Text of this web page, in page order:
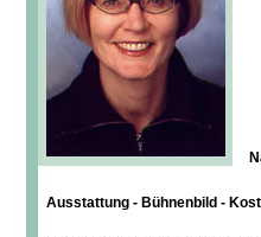
Ausstattung - Bühnenbild -